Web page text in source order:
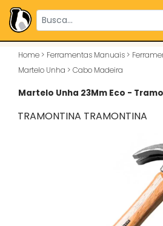
Home > Ferramentas Manuais >
Martelo Unha > Cabo Madeira
Martelo Unha 23Mm Eco -
TRAMONTINA TRAMONTINA